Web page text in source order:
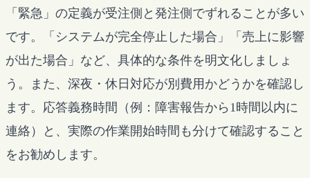
「緊急」の定義が受注側と発注側でずれることが多い
です。「システムが完全停止した場合」「売上に影響
が出た場合」など、具体的な条件を明文化しましょ
う。また、深夜・休日対応が別費用かどうかを確認し
ます。応答義務時間（例：障害報告から1時間以内に
連絡）と、実際の作業開始時間も分けて確認すること
をお勧めします。